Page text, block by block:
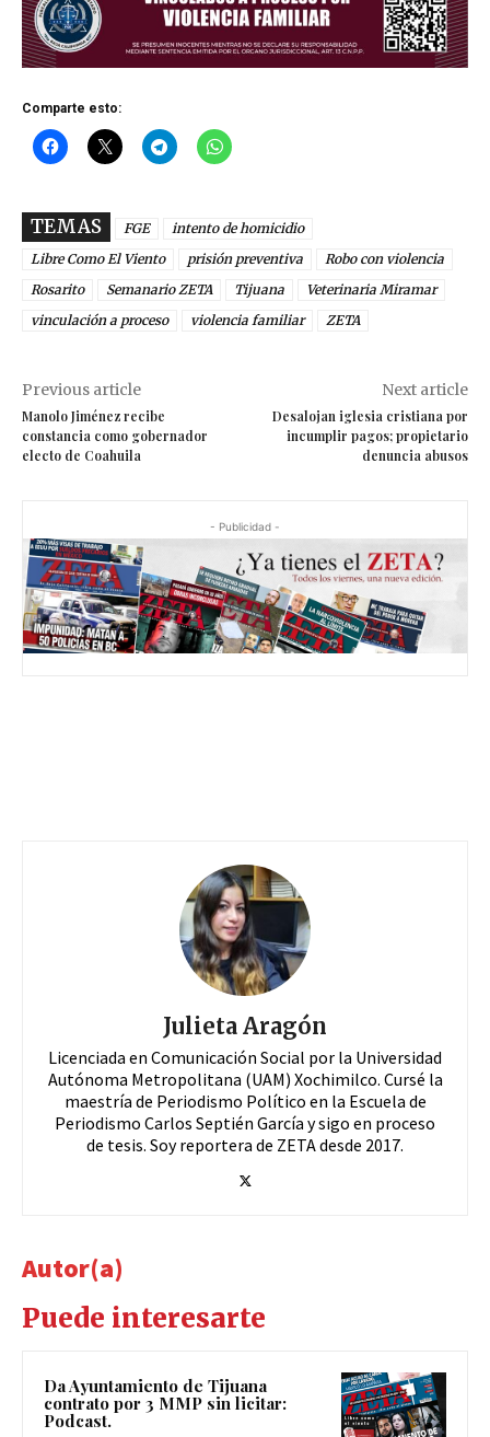
Comparte esto:
TEMAS FGE
Libre Como El Viento
prisión preventiva
Robo con violencia
Tijuana
vinculación a proceso
Previous article
Manolo Jiménez recibe
constancia como gobernador
electo de Coahuila
Next article
Desalojan iglesia cristiana por
incumplir pagos; propietario
denuncia abusos
- Publicidad -
Julieta Aragón
Licenciada en Comunicación Social por la Universidad
Autónoma Metropolitana (UAM) Xochimilco. Cursé la
maestría de Periodismo Político en la Escuela de
Periodismo Carlos Septién García y sigo en proceso
de tesis. Soy reportera de ZETA desde 2017.
Autor(a)
Puede interesarte
Da Ayuntamiento de Tijuana
contrato por 3 MMP sin licitar:
Podcast.